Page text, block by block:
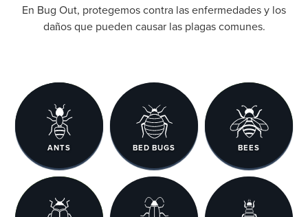
En Bug Out, protegemos contra las enfermedades y los
daños que pueden causar las plagas comunes.
ANTS BED BUGS BEES